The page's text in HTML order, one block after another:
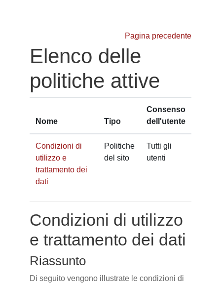
Pagina precedente
Elenco delle
politiche attive
Nome Tipo
Consenso
dell'utente
Condizioni di
utilizzo e
trattamento dei
dati
Politiche
del sito
Tutti gli
utenti
Condizioni di utilizzo
e trattamento dei dati
Riassunto
Di seguito vengono illustrate le condizioni di